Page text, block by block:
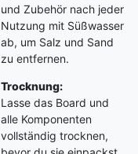
und Zubehör nach jeder
Nutzung mit Süßwasser
ab, um Salz und Sand
zu entfernen.
Trocknung:
Lasse das Board und
alle Komponenten
vollständig trocknen,